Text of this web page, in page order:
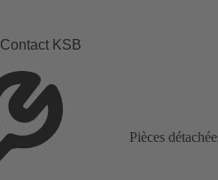
Contact KSB
Pièces